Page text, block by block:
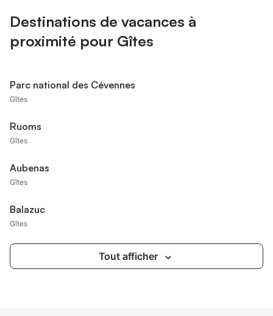
Destinations de vacances à
proximité pour Gîtes
Parc national des Cévennes
Gîtes
Ruoms
Gîtes
Aubenas
Gîtes
Balazuc
Gîtes
Tout afficher